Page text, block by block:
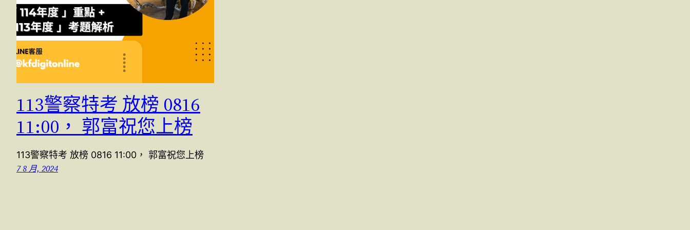
113警察特考 放榜 0816
11:00， 郭富祝您上榜
113警察特考 放榜 0816 11:00， 郭富祝您上榜
7 8 月, 2024